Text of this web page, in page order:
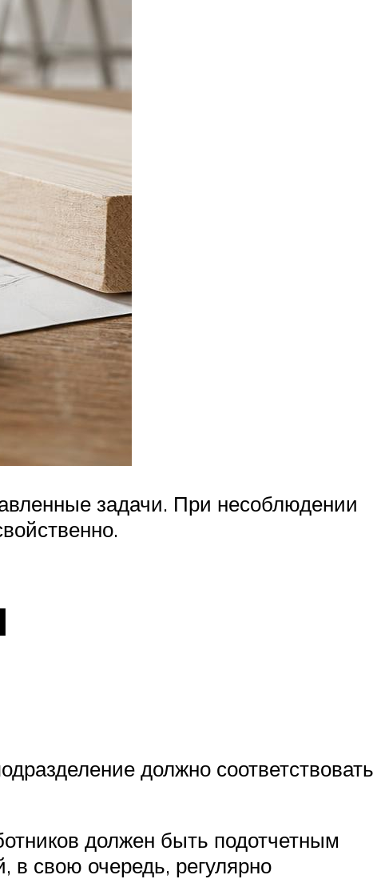
задачи. При несоблюдении
должно соответствовать
должен быть подотчетным
в свою очередь, регулярно